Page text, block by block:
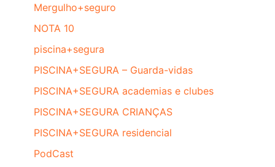
Mergulho+seguro
NOTA 10
piscina+segura
PISCINA+SEGURA – Guarda-vidas
PISCINA+SEGURA academias e clubes
PISCINA+SEGURA CRIANÇAS
PISCINA+SEGURA residencial
PodCast